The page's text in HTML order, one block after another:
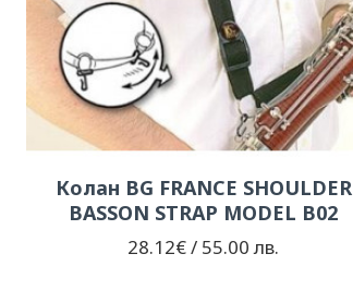
Колан BG FRANCE SHOULDER
BASSON STRAP MODEL B02
28.12€ / 55.00 лв.